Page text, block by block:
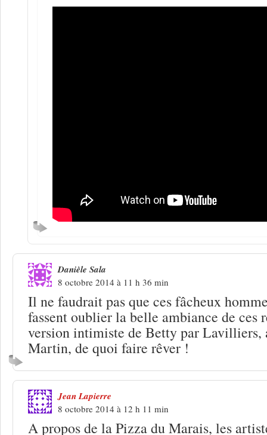
Danièle Sala
8 octobre 2014 à 11 h 36 min
Il ne faudrait pas que ces fâcheux
fassent oublier la belle ambiance de ces
version intimiste de Betty par Lavilliers,
Martin, de quoi faire rêver !
Jean Lapierre
8 octobre 2014 à 12 h 11 min
A propos de la Pizza du Marais, les